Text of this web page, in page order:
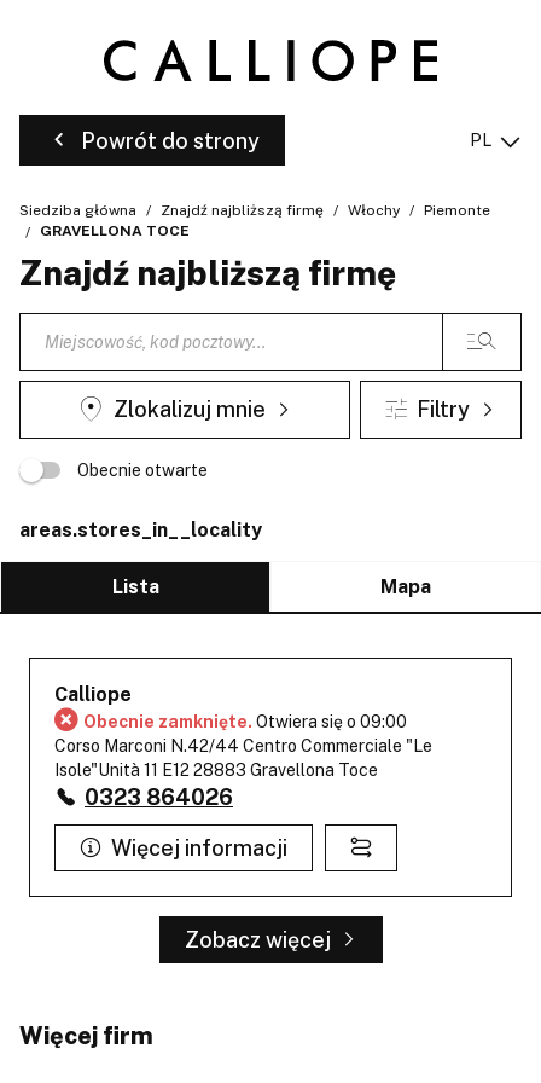
Powrót do strony PL
Siedziba główna Znajdź najbliższą firmę Włochy
Piemonte
GRAVELLONA TOCE
Znajdź najbliższą firmę
Zlokalizuj mnie Filtry
Obecnie otwarte
areas.stores_in__locality
Lista Mapa
Calliope
Obecnie zamknięte. Otwiera się o 09:00
Corso Marconi N.42/44 Centro Commerciale "Le
Isole"Unità 11 E12 28883 Gravellona Toce
0323 864026
Więcej informacji
Zobacz więcej
Więcej firm